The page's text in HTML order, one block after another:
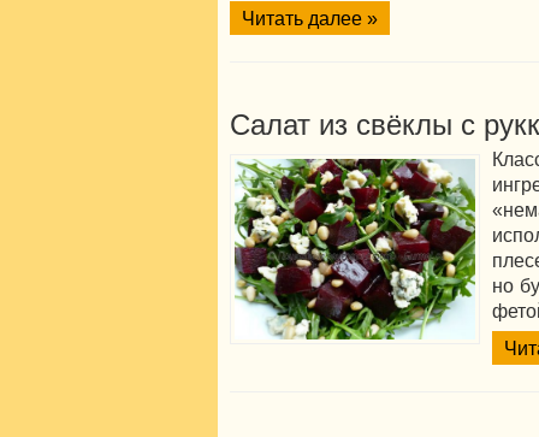
Читать далее »
Салат из свёклы с
но